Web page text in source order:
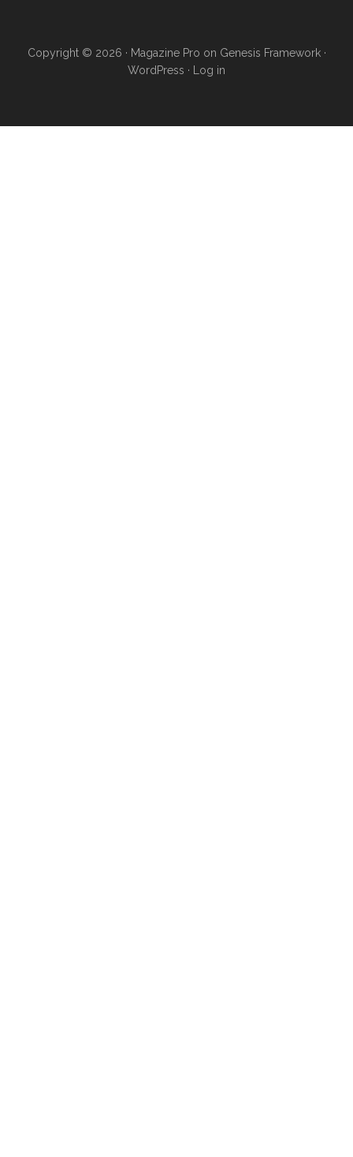
Copyright © 2026 · Magazine Pro on Genesis Framework·
WordPress · Log in